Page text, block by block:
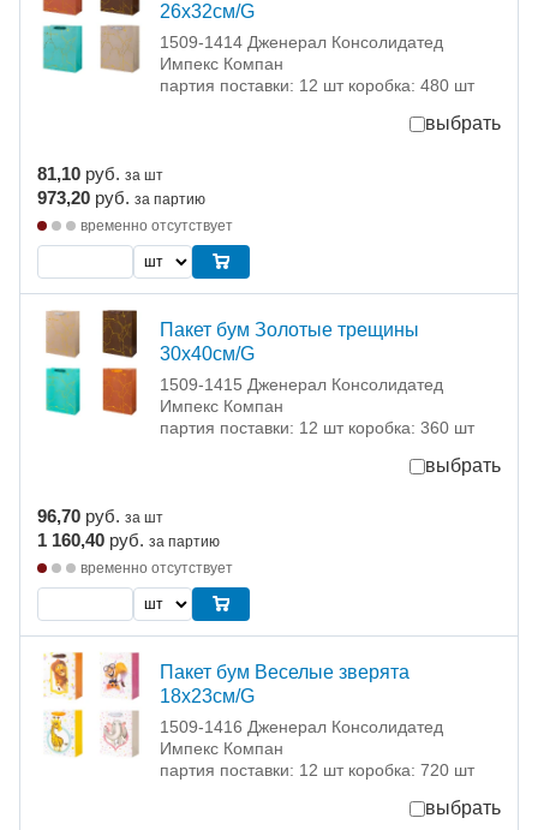
26х32см/G
1509-1414 Дженерал Консолидатед
Импекс Компан
партия поставки: 12 шт коробка: 480 шт
выбрать
81,10 руб. за шт
973,20 руб. за партию
временно отсутствует
Пакет бум Золотые трещины
30х40см/G
1509-1415 Дженерал Консолидатед
Импекс Компан
партия поставки: 12 шт коробка: 360 шт
выбрать
96,70 руб. за шт
1 160,40 руб. за партию
временно отсутствует
Пакет бум Веселые зверята
18х23см/G
1509-1416 Дженерал Консолидатед
Импекс Компан
партия поставки: 12 шт коробка: 720 шт
выбрать